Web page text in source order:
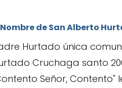
de San Alberto
Hurtado única
Cruchaga santo
Señor,